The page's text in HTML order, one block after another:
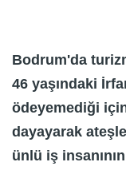
Bodrum'da
46 yaşındaki
ödeyemediği
dayayarak
ünlü iş